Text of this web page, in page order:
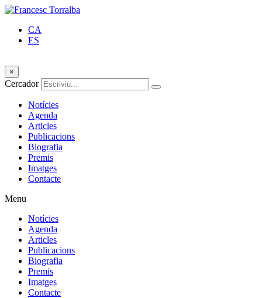
CA
ES
×
Cercador
Notícies
Agenda
Articles
Publicacions
Biografia
Premis
Imatges
Contacte
Menu
Notícies
Agenda
Articles
Publicacions
Biografia
Premis
Imatges
Contacte